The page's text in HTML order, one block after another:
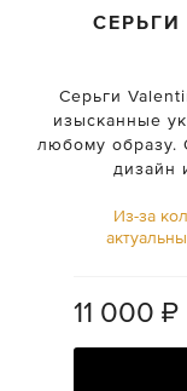
СЕРЬГИ
Серьги
изысканные
любому образу.
дизайн
Из-за
11 000 ₽